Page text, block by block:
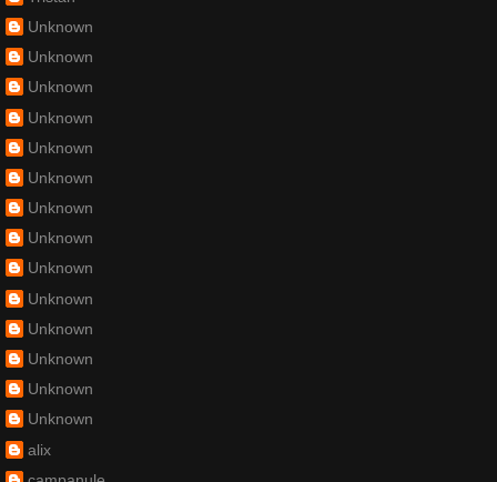
Unknown
Unknown
Unknown
Unknown
Unknown
Unknown
Unknown
Unknown
Unknown
Unknown
Unknown
Unknown
Unknown
Unknown
alix